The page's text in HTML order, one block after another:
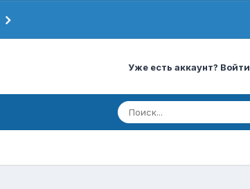
Уже есть аккаунт? Войти